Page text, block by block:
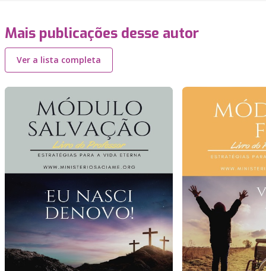
Mais publicações desse autor
Ver a lista completa